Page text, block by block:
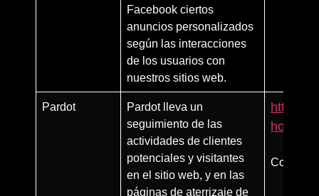
Facebook ciertos
anuncios personalizados
según las interacciones
de los usuarios con
nuestros sitios web.
Pardot
Pardot lleva un
seguimiento de las
actividades de clientes
potenciales y visitantes
en el sitio web, y en las
páginas de aterrizaje de
http://
how-
Consulte